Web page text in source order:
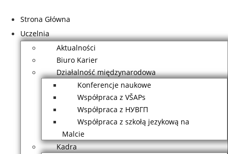
treści
Strona Główna
Uczelnia
Aktualności
Biuro Karier
Działalność międzynarodowa
Konferencje naukowe
Współpraca z VŠAPs
Współpraca z НУВГП
Współpraca z szkołą jezykową na
Malcie
Kadra